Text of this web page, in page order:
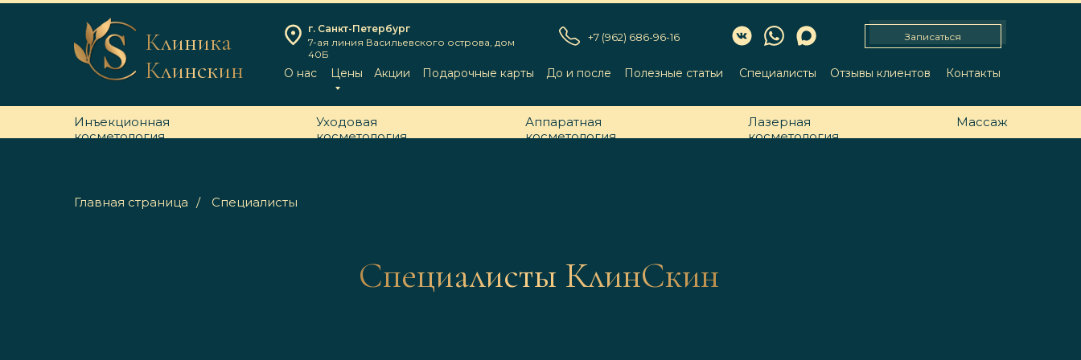
О нас
г. Санкт-Петербург
7-ая линия Васильевского острова, дом
40Б
Акции Подарочные карты Полезные статьи Специалисты
Цены Отзывы клиентов Контакты
+7 (962) 686-96-16
Клиника
Клинскин
Записаться
До и после
Аппаратная
косметология
Инъекционная
косметология
Уходовая
косметология
Лазерная
косметология
Массаж
Главная страница / Специалисты
Специалисты КлинСкин